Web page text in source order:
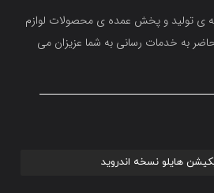
ی تولید و پخش عمده ی محصولات لوازم
حاضر به خدمات رسانی به شما عزیزان می
هایلو نسخه اندروید